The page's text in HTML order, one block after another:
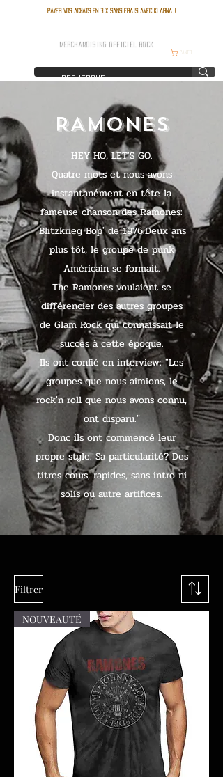
Payer vos achats en 3 x sans frais avec Klarna !
MERCHANDISING OFFICIEL ROCK
RAMONES
HEY HO, LET'S GO.
Quatre mots et nous avons
instantanément en tête la
fameuse chanson des Ramones:
'Blitzkrieg Bop' de 1976.Deux ans
plus tôt, le groupe de punk
Américain se formait.
The Ramones voulaient se
différencier des autres groupes
de Glam Rock qui connaissait le
succès à cette époque.
Ils ont confié en interview: "Les
groupes que nous aimions, le
rock'n roll que nous avons connu,
ont disparu."
Donc ils ont commencé leur
propre style. Sa particularité? Des
titres cours, rapides, sans intro ni
solis ou autre artifices.
Filtrer
NOUVEAUTÉ